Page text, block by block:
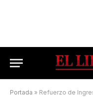
Portada » Refuerzo de Ingresos: